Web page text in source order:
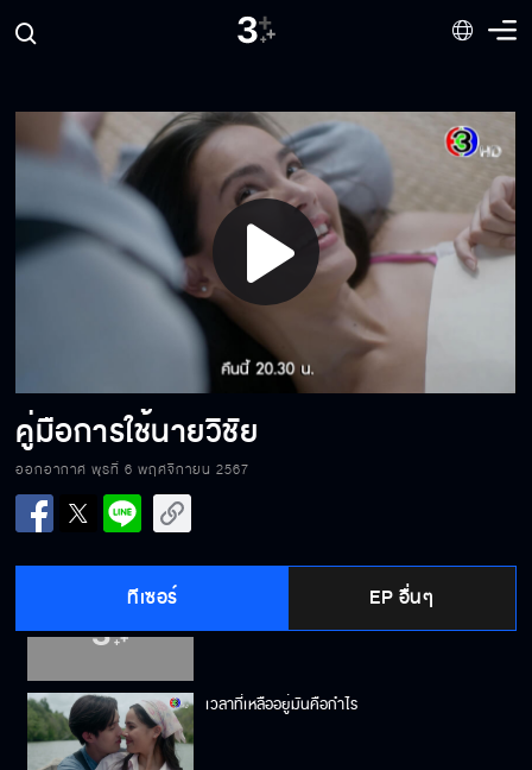
Play
Video
คู่มือการใช้นายวิชัย
ออกอากาศ พุธที่ 6 พฤศจิกายน 2567
ทีเซอร์ EP อื่นๆ
การได้เป็นพ่อก็ถือเป็นโอกาสเหมือนกัน
อย่าดึงคุณพระเข้ามาเกี่ยว
ยังไม่อยากให้ลูกมีปัญหา
‘อนงค์’ เล่นใหญ่ ขอ ‘คุณพระ’ แต่งงานทั่วประเทศ
เวลาที่เหลืออยู่มันคือกำไร